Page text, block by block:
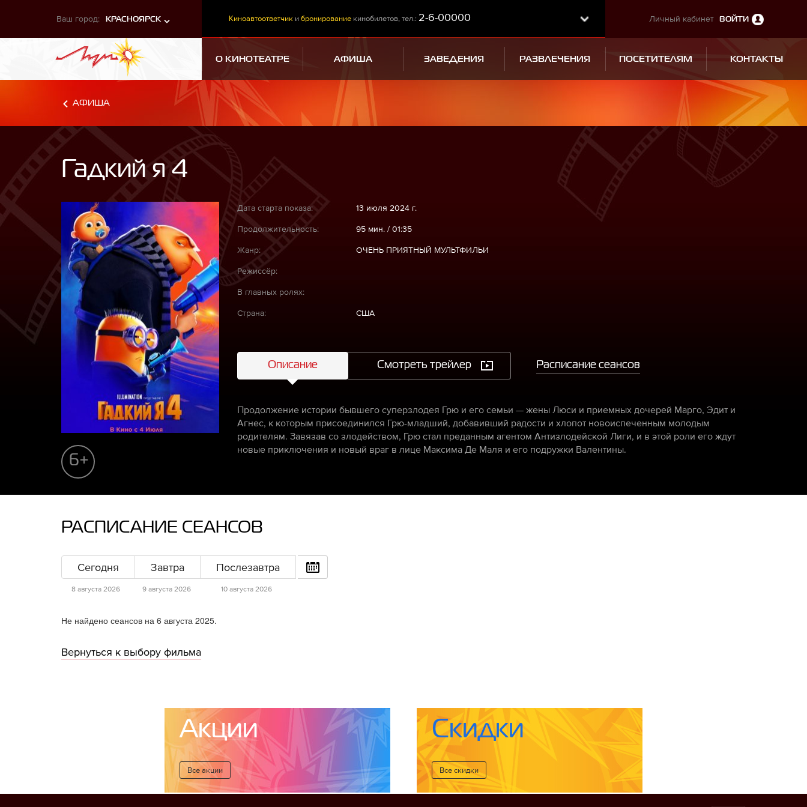
Ваш город: КРАСНОЯРСК Киноавтоответчик и бронирование кинобилетов, тел.: 2-6-00000 Личный кабинет ВОЙТИ
О КИНОТЕАТРЕ АФИША ЗАВЕДЕНИЯ РАЗВЛЕЧЕНИЯ ПОСЕТИТЕЛЯМ КОНТАКТЫ
АФИША
Гадкий я 4
6+
Дата старта показа: 13 июля 2024 г.
Продолжительность: 95 мин. / 01:35
Жанр: ОЧЕНЬ ПРИЯТНЫЙ МУЛЬТФИЛЬИ
Режиссёр:
В главных ролях:
Страна: США
Описание Смотреть трейлер Расписание сеансов
Продолжение истории бывшего суперзлодея Грю и его семьи — жены Люси и приемных дочерей Марго, Эдит и
Агнес, к которым присоединился Грю-младший, добавивший радости и хлопот новоиспеченным молодым
родителям. Завязав со злодейством, Грю стал преданным агентом Антизлодейской Лиги, и в этой роли его ждут
новые приключения и новый враг в лице Максима Де Маля и его подружки Валентины.
РАСПИСАНИЕ СЕАНСОВ
Сегодня
8 августа 2026
Завтра
9 августа 2026
Послезавтра
10 августа 2026
Не найдено сеансов на 6 августа 2025.
Вернуться к выбору фильма
Акции
Все акции
Скидки
Все cкидки